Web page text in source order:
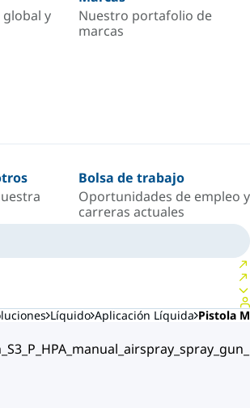
y
Nuestro portafolio de
marcas
Bolsa de trabajo
Oportunidades de empleo y
carreras actuales
Líquido Aplicación Líquida Pistola